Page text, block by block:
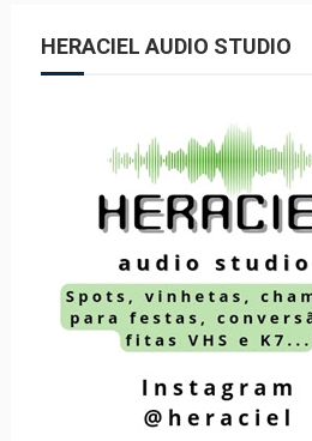
HERACIEL AUDIO STUDIO